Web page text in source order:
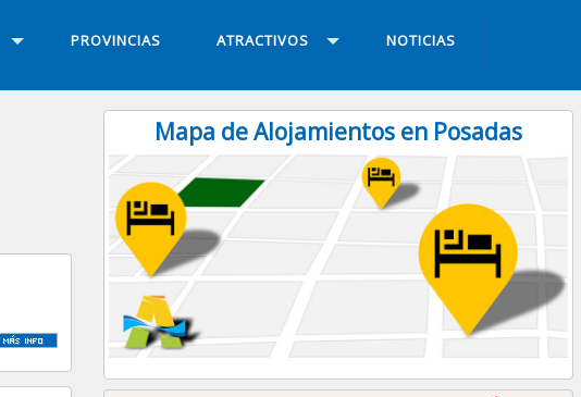
PROVINCIAS ATRACTIVOS NOTICIAS
Mapa de Alojamientos en Posadas